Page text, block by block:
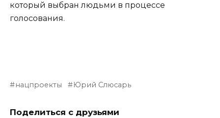
который выбран людьми в процессе
голосования.
нацпроекты Юрий Слюсарь
Поделиться с друзьями